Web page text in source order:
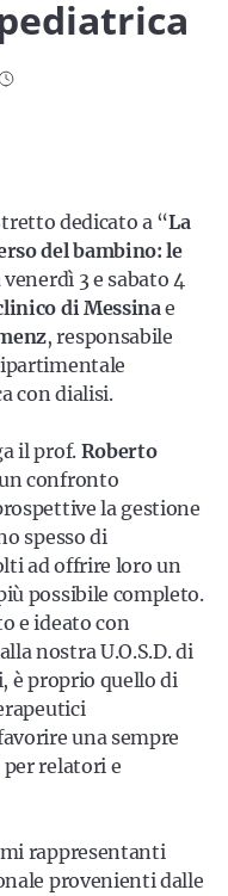
news, iscriviti alla
dedicato a “La
del bambino: le
3 e sabato 4
di Messinae
, responsabile
con dialisi.
il prof. Roberto
confronto
la gestione
spesso di
ad offrire loro un
possibile completo.
e ideato con
nostra U.O.S.D. di
è proprio quello di
una sempre
relatori e
rappresentanti
provenienti dalle